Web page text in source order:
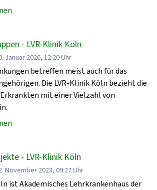
- LVR-Klinik Köln
Januar 2026, 12:20 Uhr
betreffen meist auch für das
Die LVR-Klinik Köln bezieht die
mit einer Vielzahl von
- LVR-Klinik Köln
November 2023, 09:27 Uhr
ist Akademisches Lehrkrankenhaus der